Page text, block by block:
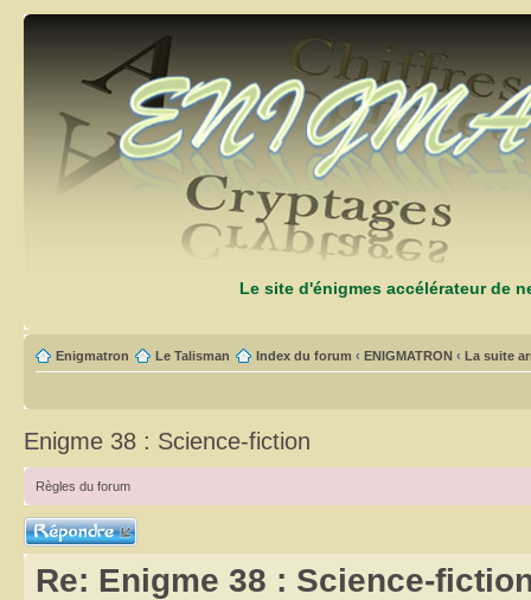
Le site d'énigmes accélérateur de
Enigmatron Le Talisman Index du forum ‹ ENIGMATRON ‹ La suite
Enigme 38 : Science-fiction
Règles du forum
Répondre
Re: Enigme 38 : Science-